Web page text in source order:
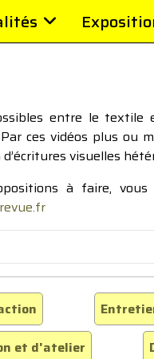
entre le
ces vidéos plus ou
visuelles
à faire, vous
et d'atelier